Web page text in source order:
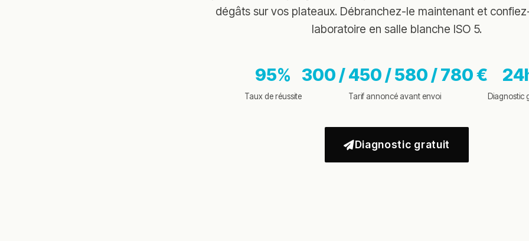
dégâts sur vos plateaux. Débranchez-le maintenant et
laboratoire en salle blanche ISO 5.
95%
Taux de réussite
300 / 450 / 580 / 780 €
Tarif annoncé avant envoi Diagnostic
Diagnostic gratuit